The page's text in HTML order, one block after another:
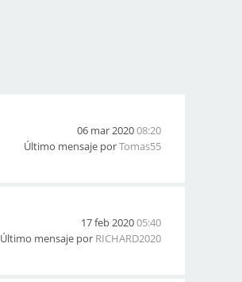
06 mar 202008:20
Último mensaje porTomas55
17 feb 202005:40
Último mensaje por RICHARD2020